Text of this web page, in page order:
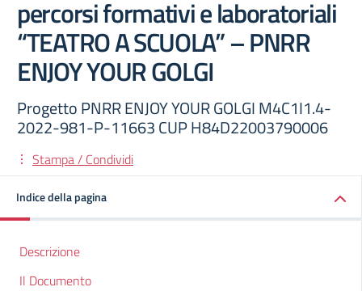
percorsi formativi e laboratoriali
“TEATRO A SCUOLA” – PNRR
ENJOY YOUR GOLGI
Progetto PNRR ENJOY YOUR GOLGI M4C1I1.4-
2022-981-P-11663 CUP H84D22003790006
Stampa / Condividi
Indice della pagina
Descrizione
Il Documento